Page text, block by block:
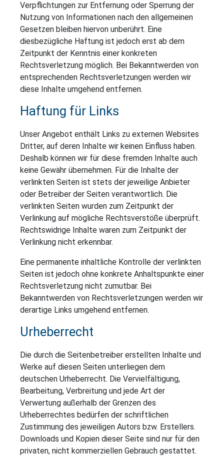
Verpflichtungen zur Entfernung oder Sperrung der
Nutzung von Informationen nach den allgemeinen
Gesetzen bleiben hiervon unberührt. Eine
diesbezügliche Haftung ist jedoch erst ab dem
Zeitpunkt der Kenntnis einer konkreten
Rechtsverletzung möglich. Bei Bekanntwerden von
entsprechenden Rechtsverletzungen werden wir
diese Inhalte umgehend entfernen.
Haftung für Links
Unser Angebot enthält Links zu externen Websites
Dritter, auf deren Inhalte wir keinen Einfluss haben.
Deshalb können wir für diese fremden Inhalte auch
keine Gewähr übernehmen. Für die Inhalte der
verlinkten Seiten ist stets der jeweilige Anbieter
oder Betreiber der Seiten verantwortlich. Die
verlinkten Seiten wurden zum Zeitpunkt der
Verlinkung auf mögliche Rechtsverstöße überprüft.
Rechtswidrige Inhalte waren zum Zeitpunkt der
Verlinkung nicht erkennbar.
Eine permanente inhaltliche Kontrolle der verlinkten
Seiten ist jedoch ohne konkrete Anhaltspunkte einer
Rechtsverletzung nicht zumutbar. Bei
Bekanntwerden von Rechtsverletzungen werden wir
derartige Links umgehend entfernen.
Urheberrecht
Die durch die Seitenbetreiber erstellten Inhalte und
Werke auf diesen Seiten unterliegen dem
deutschen Urheberrecht. Die Vervielfältigung,
Bearbeitung, Verbreitung und jede Art der
Verwertung außerhalb der Grenzen des
Urheberrechtes bedürfen der schriftlichen
Zustimmung des jeweiligen Autors bzw. Erstellers.
Downloads und Kopien dieser Seite sind nur für den
privaten, nicht kommerziellen Gebrauch gestattet.